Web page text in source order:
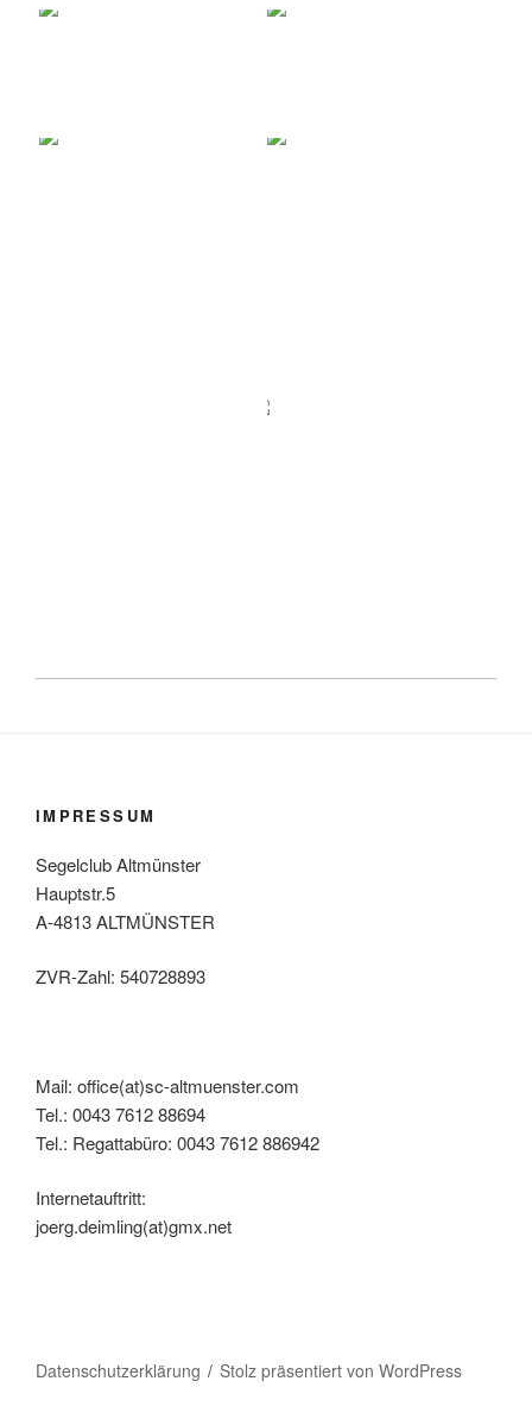
IMPRESSUM
Segelclub Altmünster
Hauptstr.5
A-4813 ALTMÜNSTER
ZVR-Zahl: 540728893
Mail: office(at)sc-altmuenster.com
Tel.: 0043 7612 88694
Tel.: Regattabüro: 0043 7612 886942
Internetauftritt:
joerg.deimling(at)gmx.net
Datenschutzerklärung Stolz präsentiert von WordPress